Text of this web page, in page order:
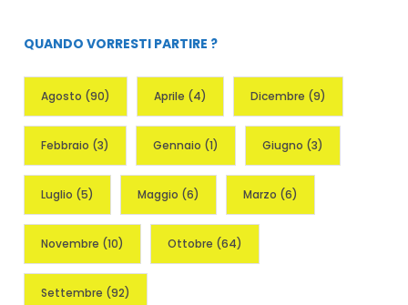
QUANDO VORRESTI PARTIRE ?
Agosto (90) Aprile (4) Dicembre (9)
Febbraio (3) Gennaio (1) Giugno (3)
Luglio (5) Maggio (6) Marzo (6)
Novembre (10) Ottobre (64)
Settembre (92)